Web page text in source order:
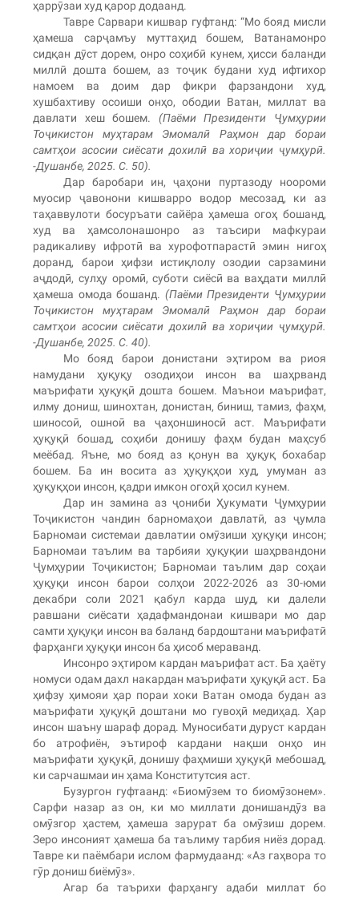
ҳаррӯзаи худ қарор додаанд.
Тавре Сарвари кишвар гуфтанд: “Мо бояд мисли
ҳамеша сарҷамъу муттаҳид бошем, Ватанамонро
сидқан дӯст дорем, онро соҳибӣ кунем, ҳисси баланди
миллӣ дошта бошем, аз тоҷик будани худ ифтихор
намоем ва доим дар фикри фарзандони худ,
хушбахтиву осоиши онҳо, ободии Ватан, миллат ва
давлати хеш бошем. (Паёми Президенти Ҷумҳурии
Тоҷикистон муҳтарам Эмомалӣ Раҳмон дар бораи
самтҳои асосии сиёсати дохилӣ ва хориҷии ҷумҳурӣ.
-Душанбе, 2025. С. 50).
Дар баробари ин, ҷаҳони пуртазоду ноороми
муосир ҷавонони кишварро водор месозад, ки аз
таҳаввулоти босуръати сайёра ҳамеша огоҳ бошанд,
худ ва ҳамсолонашонро аз таъсири мафкураи
радикаливу ифротӣ ва хурофотпарастӣ эмин нигоҳ
доранд, барои ҳифзи истиқлолу озодии сарзамини
аҷдодӣ, сулҳу оромӣ, суботи сиёсӣ ва ваҳдати миллӣ
ҳамеша омода бошанд. (Паёми Президенти Ҷумҳурии
Тоҷикистон муҳтарам Эмомалӣ Раҳмон дар бораи
самтҳои асосии сиёсати дохилӣ ва хориҷии ҷумҳурӣ.
-Душанбе, 2025. С. 40).
Мо бояд барои донистани эҳтиром ва риоя
намудани ҳуқуқу озодиҳои инсон ва шаҳрванд
маърифати ҳуқуқӣ дошта бошем. Маънои маърифат,
илму дониш, шинохтан, донистан, биниш, тамиз, фаҳм,
шиносоӣ, ошноӣ ва ҷаҳоншиносӣ аст. Маърифати
ҳуқуқӣ бошад, соҳиби донишу фаҳм будан маҳсуб
меёбад. Яъне, мо бояд аз қонун ва ҳуқуқ бохабар
бошем. Ба ин восита аз ҳуқуқҳои худ, умуман аз
ҳуқуқҳои инсон, қадри имкон огоҳӣ ҳосил кунем.
Дар ин замина аз ҷониби Ҳукумати Ҷумҳурии
Тоҷикистон чандин барномаҳои давлатӣ, аз ҷумла
Барномаи системаи давлатии омӯзиши ҳуқуқи инсон;
Барномаи таълим ва тарбияи ҳуқуқии шаҳрвандони
Ҷумҳурии Тоҷикистон; Барномаи таълим дар соҳаи
ҳуқуқи инсон барои солҳои 2022-2026 аз 30-юми
декабри соли 2021 қабул карда шуд, ки далели
равшани сиёсати ҳадафмандонаи кишвари мо дар
самти ҳуқуқи инсон ва баланд бардоштани маърифатӣ
фарҳанги ҳуқуқи инсон ба ҳисоб мераванд.
Инсонро эҳтиром кардан маърифат аст. Ба ҳаёту
номуси одам дахл накардан маърифати ҳуқуқӣ аст. Ба
ҳифзу ҳимояи ҳар пораи хоки Ватан омода будан аз
маърифати ҳуқуқӣ доштани мо гувоҳӣ медиҳад. Ҳар
инсон шаъну шараф дорад. Муносибати дуруст кардан
бо атрофиён, эътироф кардани нақши онҳо ин
маърифати ҳуқуқӣ, донишу фаҳмиши ҳуқуқӣ мебошад,
ки сарчашмаи ин ҳама Конститутсия аст.
Бузургон гуфтаанд: «Биомӯзем то биомӯзонем».
Сарфи назар аз он, ки мо миллати донишандӯз ва
омӯзгор ҳастем, ҳамеша зарурат ба омӯзиш дорем.
Зеро инсоният ҳамеша ба таълиму тарбия ниёз дорад.
Тавре ки паёмбари ислом фармудаанд: «Аз гаҳвора то
гӯр дониш биёмӯз».
Агар ба таърихи фарҳангу адаби миллат бо